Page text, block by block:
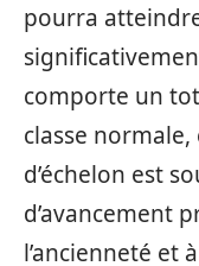
pourra
comporte un
classe
d’échelon est
d’avancement
l’ancienneté et